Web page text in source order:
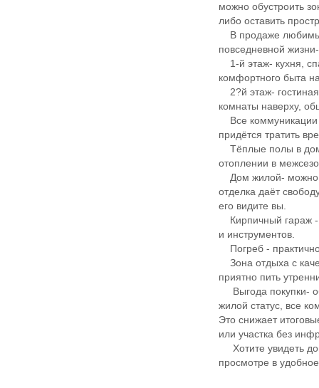
можно обустроить
либо оставить
В продаже
повседневной жизни-
1-й этаж- кухня,
комфортного быта
2?й этаж-
комнаты наверху,
Все коммуникации
придётся тратить
Тёплые полы в
отоплении в
Дом жилой- можно
отделка даёт
его видите вы.
Кирпичный гараж -
и инструментов.
Погреб -
Зона отдыха с
приятно пить
Выгода покупки-
жилой статус, все
Это снижает
или участка без
Хотите увидеть
просмотре в